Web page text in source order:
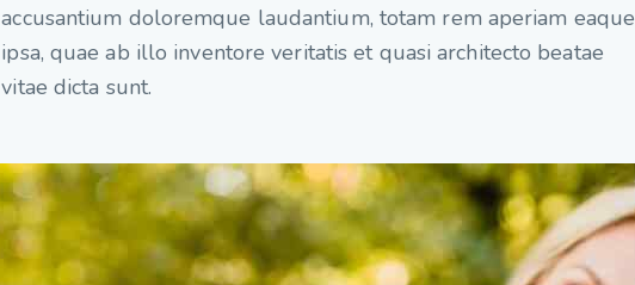
accusantium doloremque laudantium, totam rem aperiam eaque
ipsa, quae ab illo inventore veritatis et quasi architecto beatae
vitae dicta sunt.